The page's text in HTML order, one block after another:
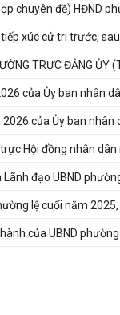
chuyên đề) HĐND
xúc cử tri trước,
TRỰC ĐẢNG
của Ủy ban nhân
của Ủy ban nhân
Hội đồng nhân dân
đạo UBND
lệ cuối năm
của UBND